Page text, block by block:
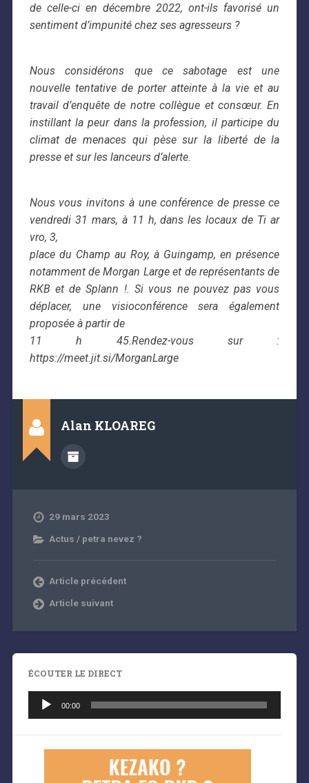
de celle-ci en décembre 2022, ont-ils favorisé un
sentiment d’impunité chez ses agresseurs ?
Nous considérons que ce sabotage est une
nouvelle tentative de porter atteinte à la vie et au
travail d’enquête de notre collègue et consœur. En
instillant la peur dans la profession, il participe du
climat de menaces qui pèse sur la liberté de la
presse et sur les lanceurs d’alerte.
Nous vous invitons à une conférence de presse ce
vendredi 31 mars, à 11 h, dans les locaux de Ti ar
vro, 3,
place du Champ au Roy, à Guingamp, en présence
notamment de Morgan Large et de représentants de
RKB et de Splann !. Si vous ne pouvez pas vous
déplacer, une visioconférence sera également
proposée à partir de
11 h 45.Rendez-vous sur :
https://meet.jit.si/MorganLarge
Alan KLOAREG
29 mars 2023
Actus / petra nevez ?
Article précédent
Article suivant
ÉCOUTER LE DIRECT
audio
00:00